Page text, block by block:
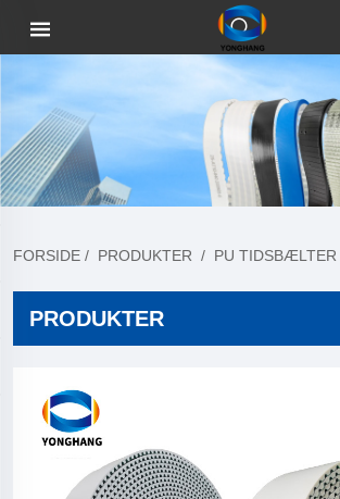
FORSIDE / PRODUKTER / PU TIDSBÆLTER
PRODUKTER